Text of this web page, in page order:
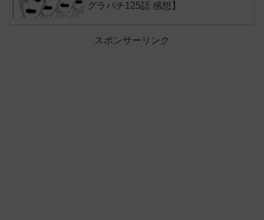
グラバチ125話 感想】
スポンサーリンク